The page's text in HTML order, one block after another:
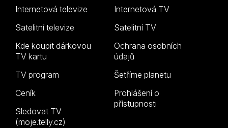
Internetová televize
Satelitní televize
Kde koupit dárkovou
TV kartu
TV program
Ceník
Sledovat TV
(moje.telly.cz)
Internetová TV
Satelitní TV
Ochrana osobních
údajů
Šetříme planetu
Prohlášení o
přístupnosti